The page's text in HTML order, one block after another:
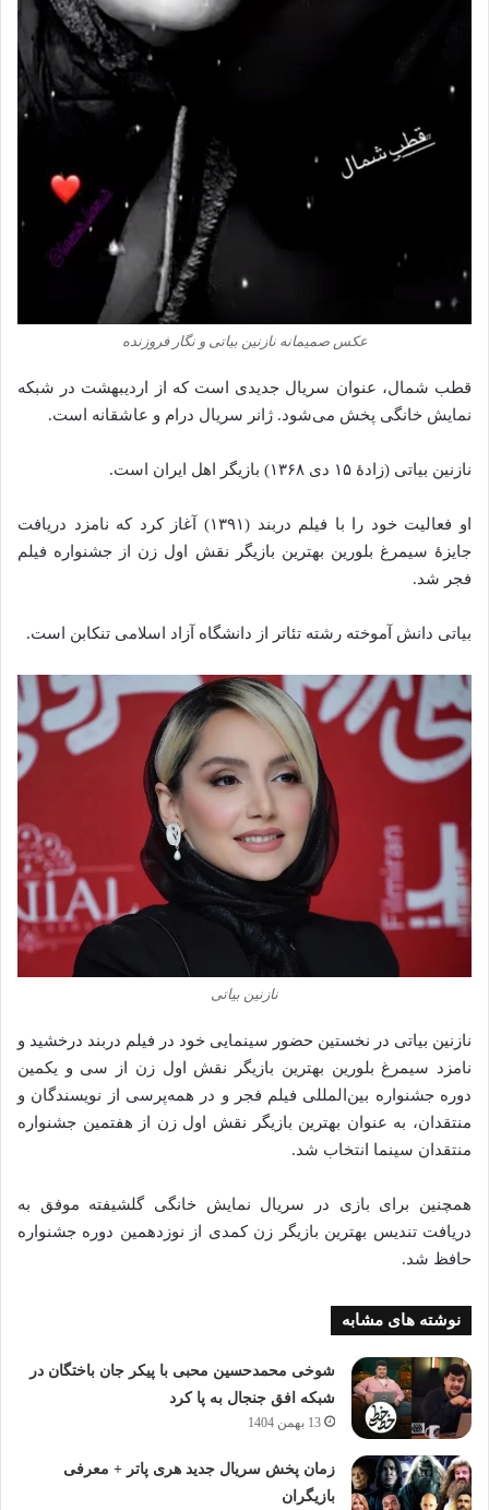
عکس صمیمانه نازنین بیاتی و نگار فروزنده
قطب شمال، عنوان سریال جدیدی است که از اردیبهشت در شبکه
نمایش خانگی پخش می‌شود. ژانر سریال درام و عاشقانه است.
نازنین بیاتی (زادهٔ ۱۵ دی ۱۳۶۸) بازیگر اهل ایران است.
او فعالیت خود را با فیلم دربند (۱۳۹۱) آغاز کرد که نامزد دریافت
جایزهٔ سیمرغ بلورین بهترین بازیگر نقش اول زن از جشنواره فیلم
فجر شد.
بیاتی دانش‌ آموخته رشته‌ تئاتر از دانشگاه آزاد اسلامی تنکابن است.
نازنین بیاتی
نازنین بیاتی در نخستین حضور سینمایی خود در فیلم دربند درخشید و
نامزد سیمرغ بلورین بهترین بازیگر نقش اول زن از سی و یکمین
دوره جشنواره بین‌المللی فیلم فجر و در همه‌پرسی از نویسندگان و
منتقدان، به عنوان بهترین بازیگر نقش اول زن از هفتمین جشنواره
منتقدان سینما انتخاب شد.
همچنین برای بازی در سریال نمایش خانگی گلشیفته موفق به
دریافت تندیس بهترین بازیگر زن کمدی از نوزدهمین دوره جشنواره
حافظ شد.
نوشته های مشابه
شوخی محمدحسین محبی با پیکر جان باختگان در
شبکه افق جنجال به پا کرد
13 بهمن 1404
زمان پخش سریال جدید هری پاتر + معرفی
بازیگران